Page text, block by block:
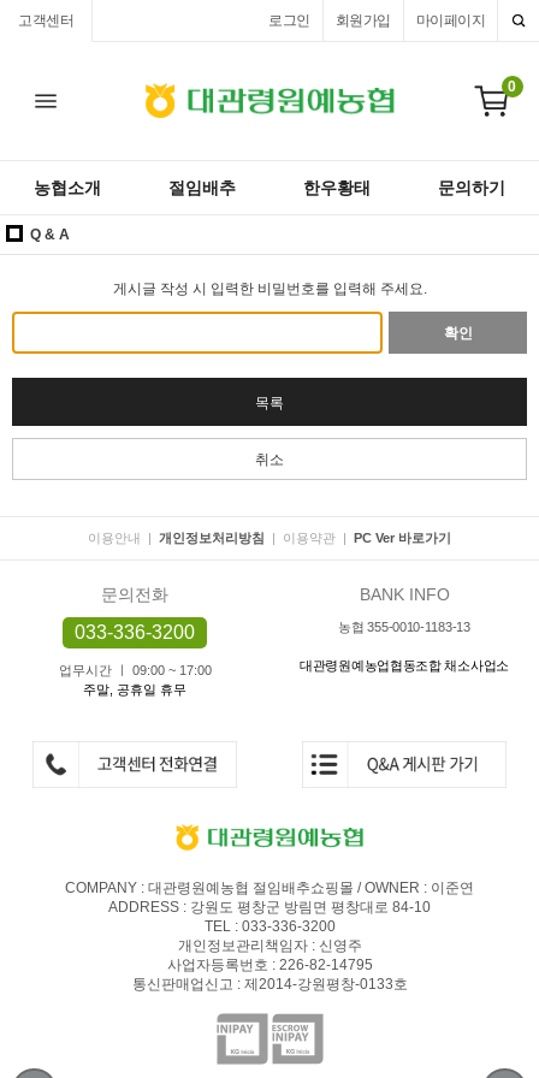
고객센터 마이페이지
회원가입
로그인
0
농협소개 절임배추 한우황태 문의하기
Q & A
게시글 작성 시 입력한 비밀번호를 입력해 주세요.
확인
목록
취소
이용안내 | 개인정보처리방침 | 이용약관 | PC Ver 바로가기
문의전화
033-336-3200
업무시간 ㅣ 09:00 ~ 17:00
주말, 공휴일 휴무
BANK INFO
농협 355-0010-1183-13
대관령원예농업협동조합 채소사업소
COMPANY : 대관령원예농협 절임배추쇼핑몰 / OWNER : 이준연
ADDRESS : 강원도 평창군 방림면 평창대로 84-10
TEL : 033-336-3200
개인정보관리책임자 : 신영주
사업자등록번호 : 226-82-14795
통신판매업신고 : 제2014-강원평창-0133호